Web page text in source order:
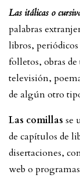
Las itálicas o
palabras
libros,
folletos, obras
televisión,
de algún otro
Las comillas se
de capítulos de
disertaciones,
web o